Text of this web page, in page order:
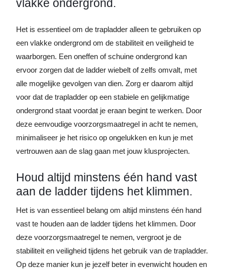
vlakke ondergrond.
Het is essentieel om de trapladder alleen te gebruiken op
een vlakke ondergrond om de stabiliteit en veiligheid te
waarborgen. Een oneffen of schuine ondergrond kan
ervoor zorgen dat de ladder wiebelt of zelfs omvalt, met
alle mogelijke gevolgen van dien. Zorg er daarom altijd
voor dat de trapladder op een stabiele en gelijkmatige
ondergrond staat voordat je eraan begint te werken. Door
deze eenvoudige voorzorgsmaatregel in acht te nemen,
minimaliseer je het risico op ongelukken en kun je met
vertrouwen aan de slag gaan met jouw klusprojecten.
Houd altijd minstens één hand vast
aan de ladder tijdens het klimmen.
Het is van essentieel belang om altijd minstens één hand
vast te houden aan de ladder tijdens het klimmen. Door
deze voorzorgsmaatregel te nemen, vergroot je de
stabiliteit en veiligheid tijdens het gebruik van de trapladder.
Op deze manier kun je jezelf beter in evenwicht houden en